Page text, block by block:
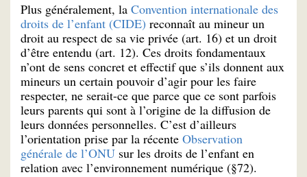
Plus généralement, la Convention internationale des
droits de l’enfant (CIDE) reconnaît au mineur un
droit au respect de sa vie privée (art. 16) et un droit
d’être entendu (art. 12). Ces droits fondamentaux
n’ont de sens concret et effectif que s’ils donnent aux
mineurs un certain pouvoir d’agir pour les faire
respecter, ne serait-ce que parce que ce sont parfois
leurs parents qui sont à l’origine de la diffusion de
leurs données personnelles. C’est d’ailleurs
l’orientation prise par la récente Observation
générale de l’ONU sur les droits de l’enfant en
relation avec l’environnement numérique (§72).